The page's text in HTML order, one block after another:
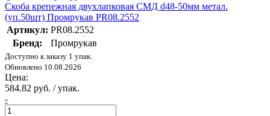
Скоба крепежная двухлапковая СМД d48-50мм метал.
(уп.50шт) Промрукав PR08.2552
Артикул: PR08.2552
Бренд:
Промрукав
Доступно к заказу 1 упак.
Обновлено 10.08.2026
Цена:
584.82 руб. / упак.
-